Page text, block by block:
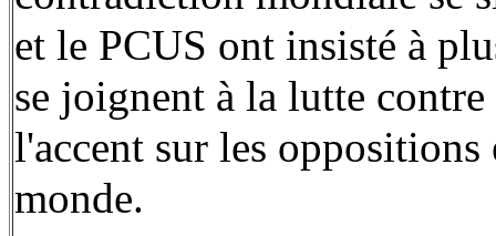
et le PCUS ont insisté à
se joignent à la lutte
l'accent sur les oppositions
monde.